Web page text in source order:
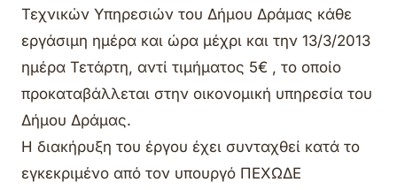
Τεχνικών Υπηρεσιών του Δήμου Δράμας κάθε
εργάσιμη ημέρα και ώρα μέχρι και την 13/3/2013
ημέρα Τετάρτη, αντί τιμήματος 5€ , το οποίο
προκαταβάλλεται στην οικονομική υπηρεσία του
Δήμου Δράμας.
Η διακήρυξη του έργου έχει συνταχθεί κατά το
εγκεκριμένο από τον υπουργό ΠΕΧΩΔΕ